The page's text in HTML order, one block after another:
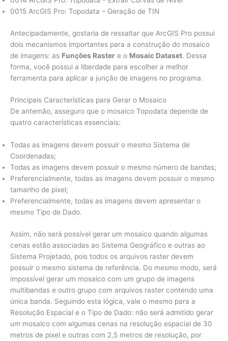
0015 ArcGIS Pro: Topodata – Geração de TIN
Antecipadamente, gostaria de ressaltar que ArcGIS Pro possui
dois mecanismos importantes para a construção do mosaico
de imagens: as Funções Raster e o Mosaic Dataset. Dessa
forma, você possui a liberdade para escolher a melhor
ferramenta para aplicar a junção de imagens no programa.
Principais Características para Gerar o Mosaico
De antemão, asseguro que o mosaico Topodata depende de
quatro características essenciais:
Todas as imagens devem possuir o mesmo Sistema de
Coordenadas;
Todas as imagens devem possuir o mesmo número de bandas;
Preferencialmente, todas as imagens devem possuir o mesmo
tamanho de pixel;
Preferencialmente, todas as imagens devem apresentar o
mesmo Tipo de Dado.
Assim, não será possível gerar um mosaico quando algumas
cenas estão associadas ao Sistema Geográfico e outras ao
Sistema Projetado, pois todos os arquivos raster devem
possuir o mesmo sistema de referência. Do mesmo modo, será
impossível gerar um mosaico com um grupo de imagens
multibandas e outro grupo com arquivos raster contendo uma
única banda. Seguindo esta lógica, vale o mesmo para a
Resolução Espacial e o Tipo de Dado: não será admitido gerar
um mosaico com algumas cenas na resolução espacial de 30
metros de pixel e outras com 2,5 metros de resolução, por